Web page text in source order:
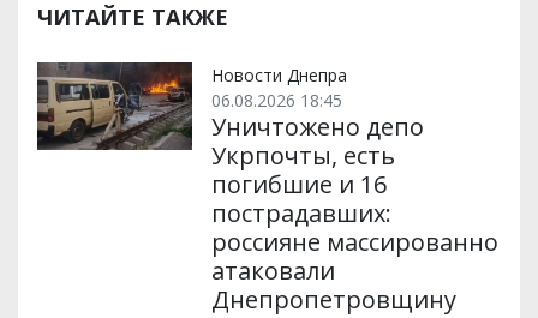
р
и
и
b
o
k
t
e
l
m p
ЧИТАЙТЕ ТАКЖЕ
Новости Днепра
06.08.2026 18:45
Уничтожено депо
Укрпочты, есть
погибшие и 16
пострадавших:
россияне массированно
атаковали
Днепропетровщину